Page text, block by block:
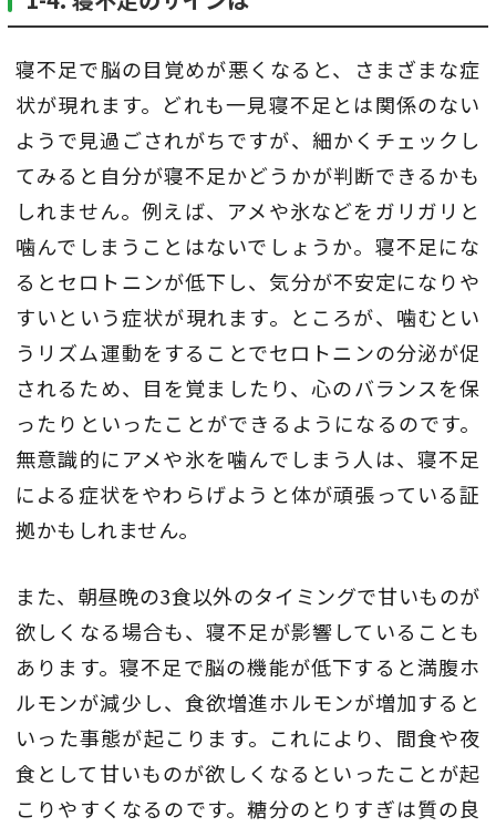
寝不足で脳の目覚めが悪くなると、さまざまな症
状が現れます。どれも一見寝不足とは関係のない
ようで見過ごされがちですが、細かくチェックし
てみると自分が寝不足かどうかが判断できるかも
しれません。例えば、アメや氷などをガリガリと
噛んでしまうことはないでしょうか。寝不足にな
るとセロトニンが低下し、気分が不安定になりや
すいという症状が現れます。ところが、噛むとい
うリズム運動をすることでセロトニンの分泌が促
されるため、目を覚ましたり、心のバランスを保
ったりといったことができるようになるのです。
無意識的にアメや氷を噛んでしまう人は、寝不足
による症状をやわらげようと体が頑張っている証
拠かもしれません。
また、朝昼晩の3食以外のタイミングで甘いものが
欲しくなる場合も、寝不足が影響していることも
あります。寝不足で脳の機能が低下すると満腹ホ
ルモンが減少し、食欲増進ホルモンが増加すると
いった事態が起こります。これにより、間食や夜
食として甘いものが欲しくなるといったことが起
こりやすくなるのです。糖分のとりすぎは質の良